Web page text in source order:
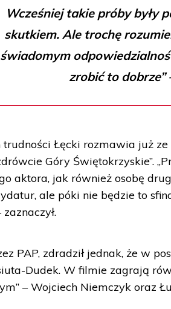
Wcześniej takie próby były
skutkiem. Ale trochę
świadomym
zrobić to dobrze”
trudności Łęcki rozmawia już
Góry Świętokrzyskie”.
aktora, jak również osobę
ale póki nie będzie to
PAP, zdradził jednak, że w
Dudek. W filmie zagrają
– Wojciech Niemczyk oraz